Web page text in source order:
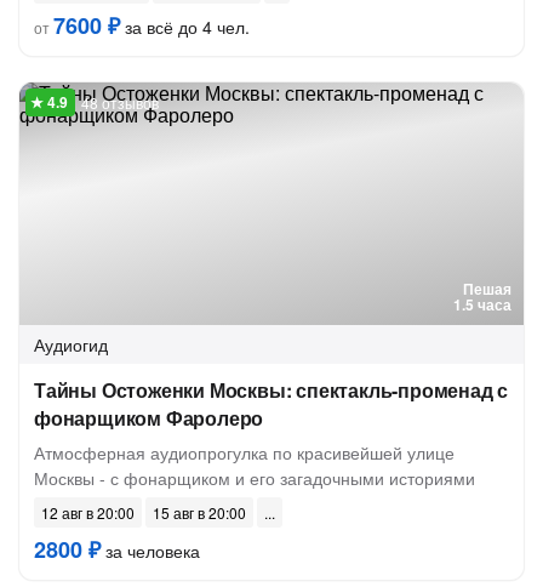
от7600 ₽за всё до 4 чел.
Пешая
1.5 часа
48 отзывов
Аудиогид
Тайны Остоженки Москвы: спектакль-променад с
фонарщиком Фаролеро
Атмосферная аудиопрогулка по красивейшей улице
Москвы - с фонарщиком и его загадочными историями
12 авг в 20:00 15 авг в 20:00
2800 ₽за человека